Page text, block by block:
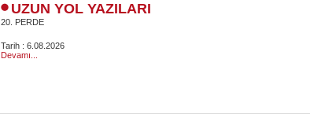
UZUN YOL YAZILARI
20. PERDE
Tarih : 6.08.2026
Devamı...